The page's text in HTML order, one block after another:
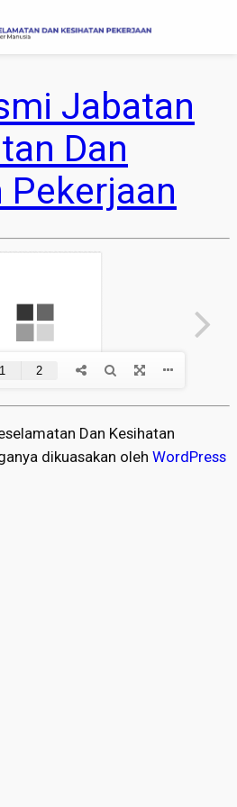
Jabatan
Dan
Pekerjaan
Dan Kesihatan
dikuasakan oleh WordPress